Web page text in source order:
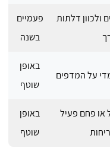
ולכוון דלתות
פעמיים
בשנה
על המדפים
באופן
שוטף
או פחם פעיל
באופן
שוטף